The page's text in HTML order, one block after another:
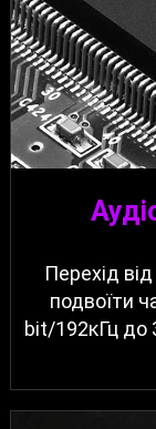
Перехід
подвоїти
bit/192кГц до